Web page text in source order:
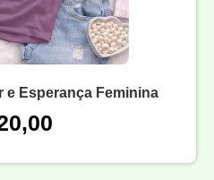
e Esperança Feminina